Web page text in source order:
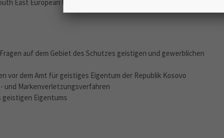
East European University in Nordmazedonien
auf dem Gebiet des Schutzes geistigen und gewerblichen
vor dem Amt für geistiges Eigentum der Republik Kosovo
und Markenverletzungsverfahren
Eigentums